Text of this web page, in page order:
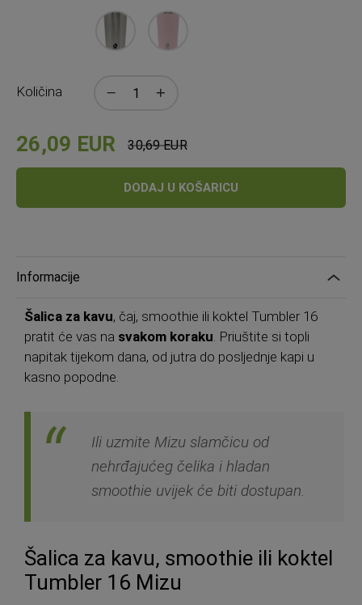
Količina
26,09 EUR
Standardna
30,69 EUR
DODAJ U KOŠARICU
Informacije
Šalica za kavu, čaj, smoothie ili koktel Tumbler 16
pratit će vas na svakom koraku. Priuštite si topli
napitak tijekom dana, od jutra do posljednje kapi u
kasno popodne.
Ili uzmite Mizu slamčicu od
nehrđajućeg čelika i hladan
smoothie uvijek će biti dostupan.
Šalica za kavu, smoothie ili koktel
Tumbler 16 Mizu